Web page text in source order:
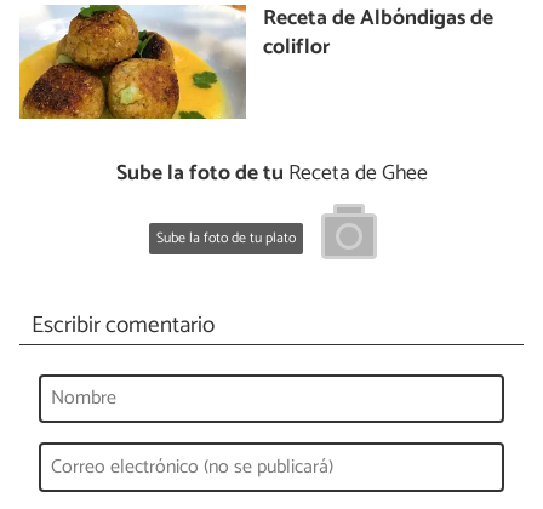
Receta de Albóndigas de
coliflor
Sube la foto de tu Receta de Ghee
Sube la foto de tu plato
Escribir comentario